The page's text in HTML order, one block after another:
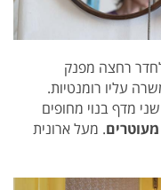
לחדר רחצה מפנק
עליו רומנטיות.
מדף בנוי מחופים
. מעל ארונית